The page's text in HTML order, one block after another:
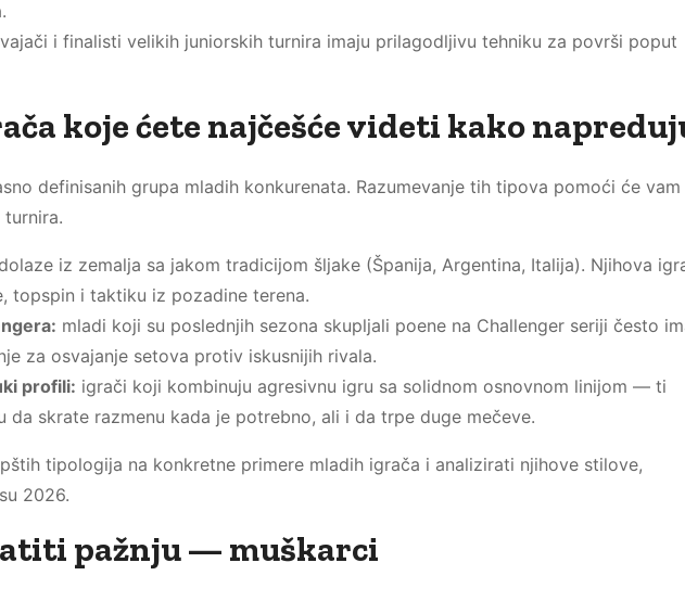
i finalisti velikih juniorskih turnira imaju prilagodljivu tehniku za površi poput
koje ćete najčešće videti kako
definisanih grupa mladih konkurenata. Razumevanje tih tipova pomoći će vam
iz zemalja sa jakom tradicijom šljake (Španija, Argentina, Italija). Njihova
topspin i taktiku iz pozadine terena.
mladi koji su poslednjih sezona skupljali poene na Challenger seriji često
za osvajanje setova protiv iskusnijih rivala.
profili: igrači koji kombinuju agresivnu igru sa solidnom osnovnom linijom — ti
da skrate razmenu kada je potrebno, ali i da trpe duge mečeve.
tipologija na konkretne primere mladih igrača i analizirati njihove stilove,
2026.
pažnju — muškarci